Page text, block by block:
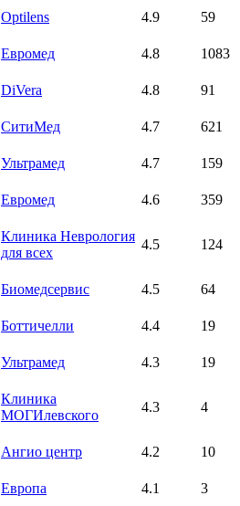
Optilens 4.9
59
Евромед 4.8
1083
DiVera 4.8
91
СитиМед 4.7
621
Ультрамед 4.7
159
Евромед 4.6
359
Клиника Неврология
для всех
4.5 124
Биомедсервис 4.5
64
Боттичелли 4.4
19
Ультрамед 4.3
19
Клиника
МОГИлевского
4.3 4
Ангио центр 4.2
10
Европа 4.1
3